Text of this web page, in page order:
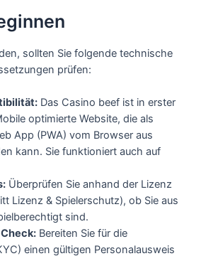
sollten Sie folgende technische
prüfen:
Das Casino beef ist in erster
optimierte Website, die als
App (PWA) vom Browser aus
kann. Sie funktioniert auch auf
Überprüfen Sie anhand der Lizenz
Lizenz & Spielerschutz), ob Sie aus
sind.
Bereiten Sie für die
einen gültigen Personalausweis